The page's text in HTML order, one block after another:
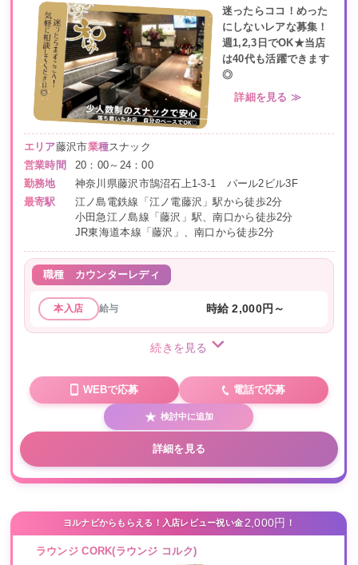
迷ったらココ！めった
にしないレアな募集！
週1,2,3日でOK★当店
は40代も活躍できます
◎
詳細を見る ≫
エリア藤沢市業種スナック
営業時間
20：00～24：00
勤務地
神奈川県藤沢市鵠沼石上1-3-1 パール2ビル3F
最寄駅
江ノ島電鉄線「江ノ電藤沢」駅から徒歩2分
小田急江ノ島線「藤沢」駅、南口から徒歩2分
JR東海道本線「藤沢」、南口から徒歩2分
職種 カウンターレディ
本入店 給与 時給 2,000円～
続きを見る
WEBで応募 電話で応募
検討中に追加
詳細を見る
ヨルナビからもらえる！入店レビュー祝い金 2,000円 ！
ラウンジ CORK(ラウンジ コルク)